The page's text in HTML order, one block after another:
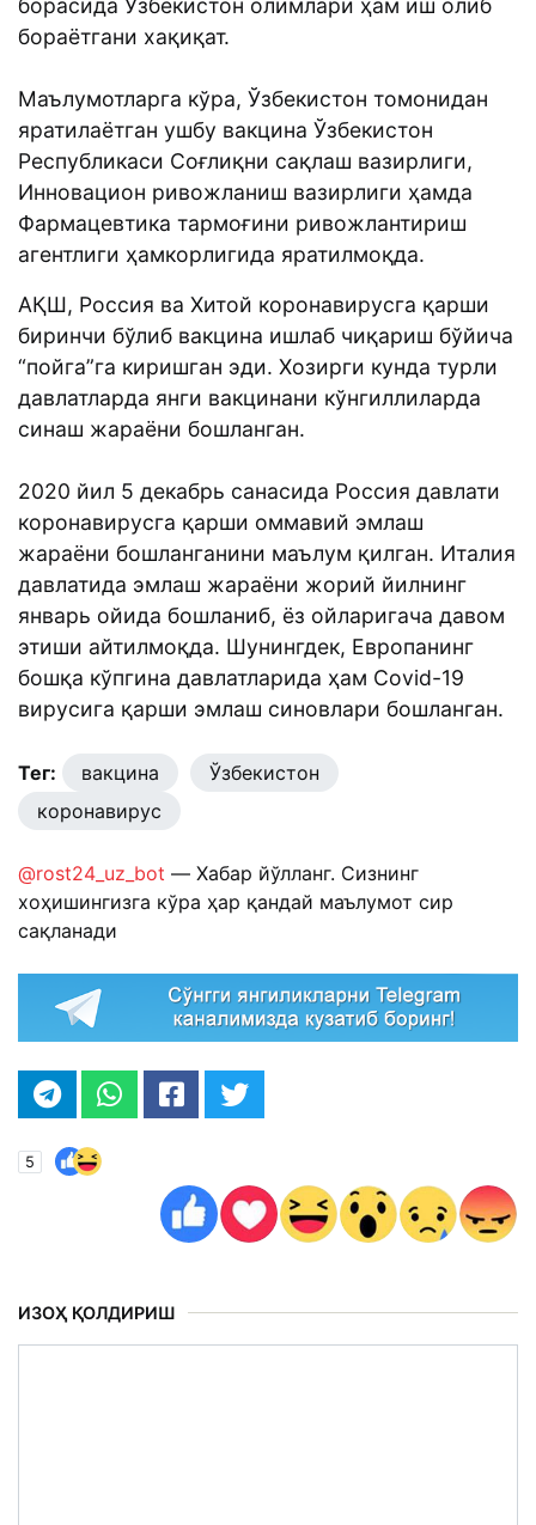
борасида Ўзбекистон олимлари ҳам иш олиб
бораётгани хақиқат.
Маълумотларга кўра, Ўзбекистон томонидан
яратилаётган ушбу вакцина Ўзбекистон
Республикаси Соғлиқни сақлаш вазирлиги,
Инновацион ривожланиш вазирлиги ҳамда
Фармацевтика тармоғини ривожлантириш
агентлиги ҳамкорлигида яратилмоқда.
АҚШ, Россия ва Хитой коронавирусга қарши
биринчи бўлиб вакцина ишлаб чиқариш бўйича
“пойга”га киришган эди. Хозирги кунда турли
давлатларда янги вакцинани кўнгиллиларда
синаш жараёни бошланган.
2020 йил 5 декабрь санасида Россия давлати
коронавирусга қарши оммавий эмлаш
жараёни бошланганини маълум қилган. Италия
давлатида эмлаш жараёни жорий йилнинг
январь ойида бошланиб, ёз ойларигача давом
этиши айтилмоқда. Шунингдек, Европанинг
бошқа кўпгина давлатларида ҳам Covid-19
вирусига қарши эмлаш синовлари бошланган.
Тег: вакцина
Ўзбекистон
коронавирус
@rost24_uz_bot — Хабар йўлланг. Сизнинг
хоҳишингизга кўра ҳар қандай маълумот сир
сақланади
5
ИЗОҲ ҚОЛДИРИШ